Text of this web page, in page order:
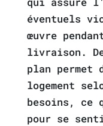
éventuels
œuvre
livraison.
plan permet
logement
besoins, ce
pour se